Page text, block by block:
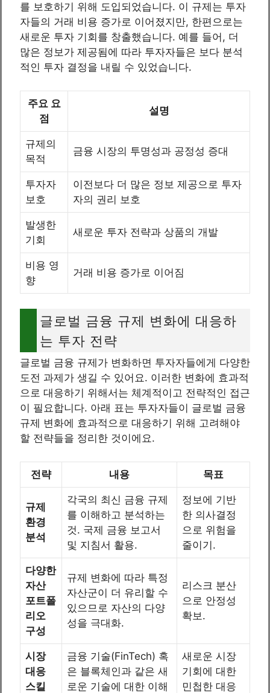
를 보호하기 위해 도입되었습니다. 이 규제는 투자
자들의 거래 비용 증가로 이어졌지만, 한편으로는
새로운 투자 기회를 창출했습니다. 예를 들어, 더
많은 정보가 제공됨에 따라 투자자들은 보다 분석
적인 투자 결정을 내릴 수 있었습니다.
주요 요
점
설명
규제의
목적
금융 시장의 투명성과 공정성 증대
투자자
보호
이전보다 더 많은 정보 제공으로 투자
자의 권리 보호
발생한
기회
새로운 투자 전략과 상품의 개발
비용 영
향
거래 비용 증가로 이어짐
글로벌 금융 규제 변화에 대응하
는 투자 전략
글로벌 금융 규제가 변화하면 투자자들에게 다양한
도전 과제가 생길 수 있어요. 이러한 변화에 효과적
으로 대응하기 위해서는 체계적이고 전략적인 접근
이 필요합니다. 아래 표는 투자자들이 글로벌 금융
규제 변화에 효과적으로 대응하기 위해 고려해야
할 전략들을 정리한 것이에요.
전략 내용 목표
규제
환경
분석
각국의 최신 금융 규제
를 이해하고 분석하는
것. 국제 금융 보고서
및 지침서 활용.
정보에 기반
한 의사결정
으로 위험을
줄이기.
다양한
자산
포트폴
리오
구성
규제 변화에 따라 특정
자산군이 더 유리할 수
있으므로 자산의 다양
성을 극대화.
리스크 분산
으로 안정성
확보.
시장
대응
스킬
금융 기술(FinTech) 혹
은 블록체인과 같은 새
로운 기술에 대한 이해
새로운 시장
기회에 대한
민첩한 대응